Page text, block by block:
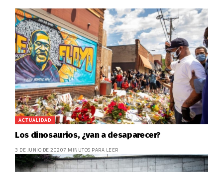
ACTUALIDAD
Los dinosaurios, ¿van a desaparecer?
3 DE JUNIO DE 20207 MINUTOS PARA LEER